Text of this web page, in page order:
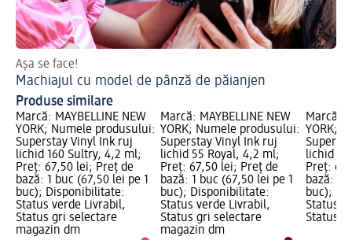
Așa se face!
Machiajul cu model de pânză de păianjen
Produse similare
Marcă: MAYBELLINE NEW
YORK; Numele produsului:
Superstay Vinyl Ink ruj
lichid 160 Sultry, 4,2 ml;
Preț: 67,50 lei; Preț de
bază: 1 buc (67,50 lei pe 1
buc); Disponibilitate:
Status verde Livrabil,
Status gri selectare
magazin dm
Marcă: MAYBELLINE NEW
YORK; Numele produsului:
Superstay Vinyl Ink ruj
lichid 55 Royal, 4,2 ml;
Preț: 67,50 lei; Preț de
bază: 1 buc (67,50 lei pe 1
buc); Disponibilitate:
Status verde Livrabil,
Status gri selectare
magazin dm
Marcă:
YORK;
lichid
Preț:
bază: 1
buc);
Status
Status